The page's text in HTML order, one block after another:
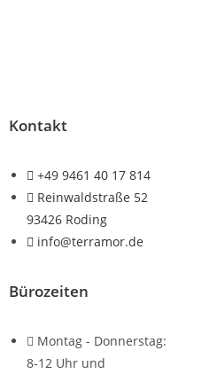
Kontakt
+49 9461 40 17 814
Reinwaldstraße 52
93426 Roding
info@terramor.de
Bürozeiten
Montag - Donnerstag:
8-12 Uhr und